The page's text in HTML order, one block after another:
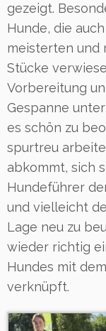
gezeigt.
Hunde, die
meisterten und
Stücke
Vorbereitung
Gespanne
es schön zu
spurtreu
abkommt, sich
Hundeführer
und vielleicht
Lage neu zu
wieder richtig
Hundes mit
verknüpft.